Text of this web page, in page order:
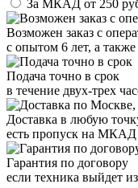
За МКАД от 250
Возможен заказ с
с опытом 6 лет, а также
Подача точно в срок
в течение двух-трех
Доставка в любую
есть пропуск на
Гарантия по договору
если техника выйдет